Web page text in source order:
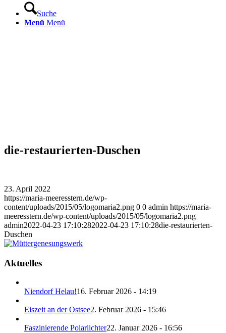
Suche
Menü Menü
die-restaurierten-Duschen
23. April 2022
https://maria-meeresstern.de/wp-
content/uploads/2015/05/logomaria2.png 0 0 admin https://maria-
meeresstern.de/wp-content/uploads/2015/05/logomaria2.png
admin2022-04-23 17:10:282022-04-23 17:10:28die-restaurierten-
Duschen
Aktuelles
Niendorf Helau!16. Februar 2026 - 14:19
Eiszeit an der Ostsee2. Februar 2026 - 15:46
Faszinierende Polarlichter22. Januar 2026 - 16:56